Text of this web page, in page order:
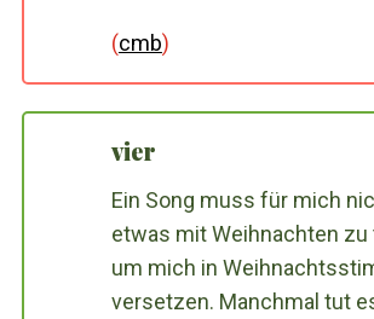
(cmb)
vier
Ein Song muss für mich
etwas mit Weihnachten zu
um mich in
versetzen. Manchmal tut